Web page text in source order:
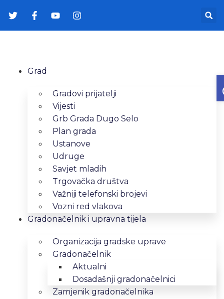
Grad
Gradovi prijatelji
Vijesti
Grb Grada Dugo Selo
Plan grada
Ustanove
Udruge
Savjet mladih
Trgovačka društva
Važniji telefonski brojevi
Vozni red vlakova
Gradonačelnik i upravna tijela
Organizacija gradske uprave
Gradonačelnik
Aktualni
Dosadašnji gradonačelnici
Zamjenik gradonačelnika